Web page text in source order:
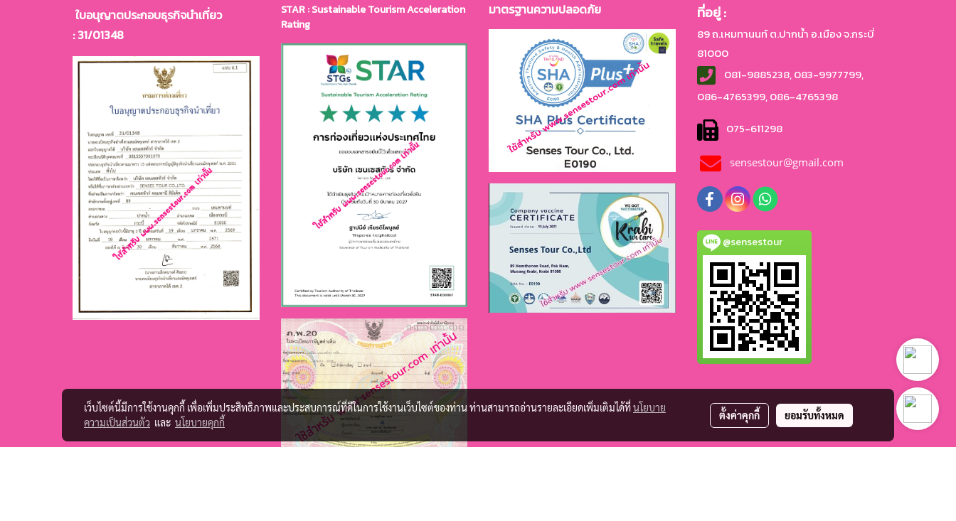
ใบอนุญาตประกอบธุรกิจนำเที่ยว
: 31/01348
STAR : Sustainable Tourism Acceleration
Rating
มาตรฐานความปลอดภัย ที่อยู่ :
89 ถ.เหมทานนท์ ต.ปากน้ำ อ.เมือง จ.กระบี่
81000
081-9885238, 083-9977799,
086-4765399, 086-4765398
075-611298
sensestour@gmail.com
@sensestour
เว็บไซต์นี้มีการใช้งานคุกกี้ เพื่อเพิ่มประสิทธิภาพและประสบการณ์ที่ดีในการใช้งานเว็บไซต์ของท่าน ท่านสามารถอ่านรายละเอียดเพิ่มเติมได้ที่นโยบาย
ความเป็นส่วนตัว และ นโยบายคุกกี้
ตั้งค่าคุกกี้ ยอมรับทั้งหมด